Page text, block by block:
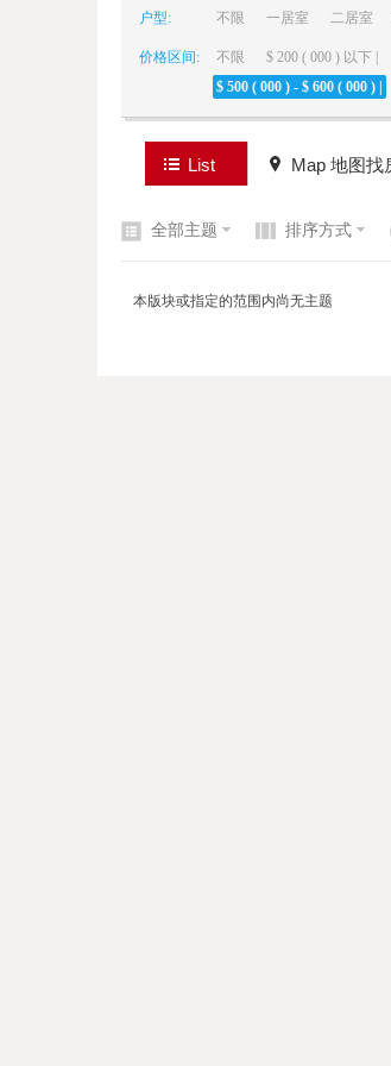
户型: 不限 一居室 二居室
价格区间: 不限 $ 200 ( 000 ) 以下 |
$ 500 ( 000 ) - $ 600 ( 000 ) |
List Map 地图找
全部主题 排序方式
本版块或指定的范围内尚无主题